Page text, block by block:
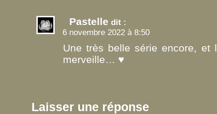
Pastelle dit :
6 novembre 2022 à 8:50
Une très belle série encore, et
merveille… ♥
Laisser une réponse